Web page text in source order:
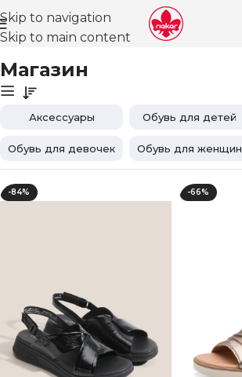
Skip to navigation
Skip to main content
Главная Магазин
Магазин
Аксессуары
Обувь для девочек
Обувь для детей
Обувь для женщин
-84% -66%